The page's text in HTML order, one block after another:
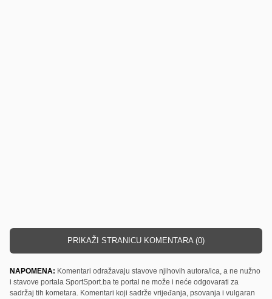
PRIKAŽI STRANICU KOMENTARA (0)
NAPOMENA: Komentari odražavaju stavove njihovih autora/ica, a ne nužno
i stavove portala SportSport.ba te portal ne može i neće odgovarati za
sadržaj tih kometara. Komentari koji sadrže vrijeđanja, psovanja i vulgaran